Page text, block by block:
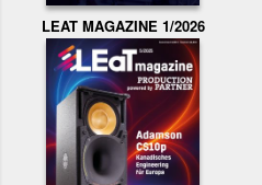
LEAT MAGAZINE 1/2026